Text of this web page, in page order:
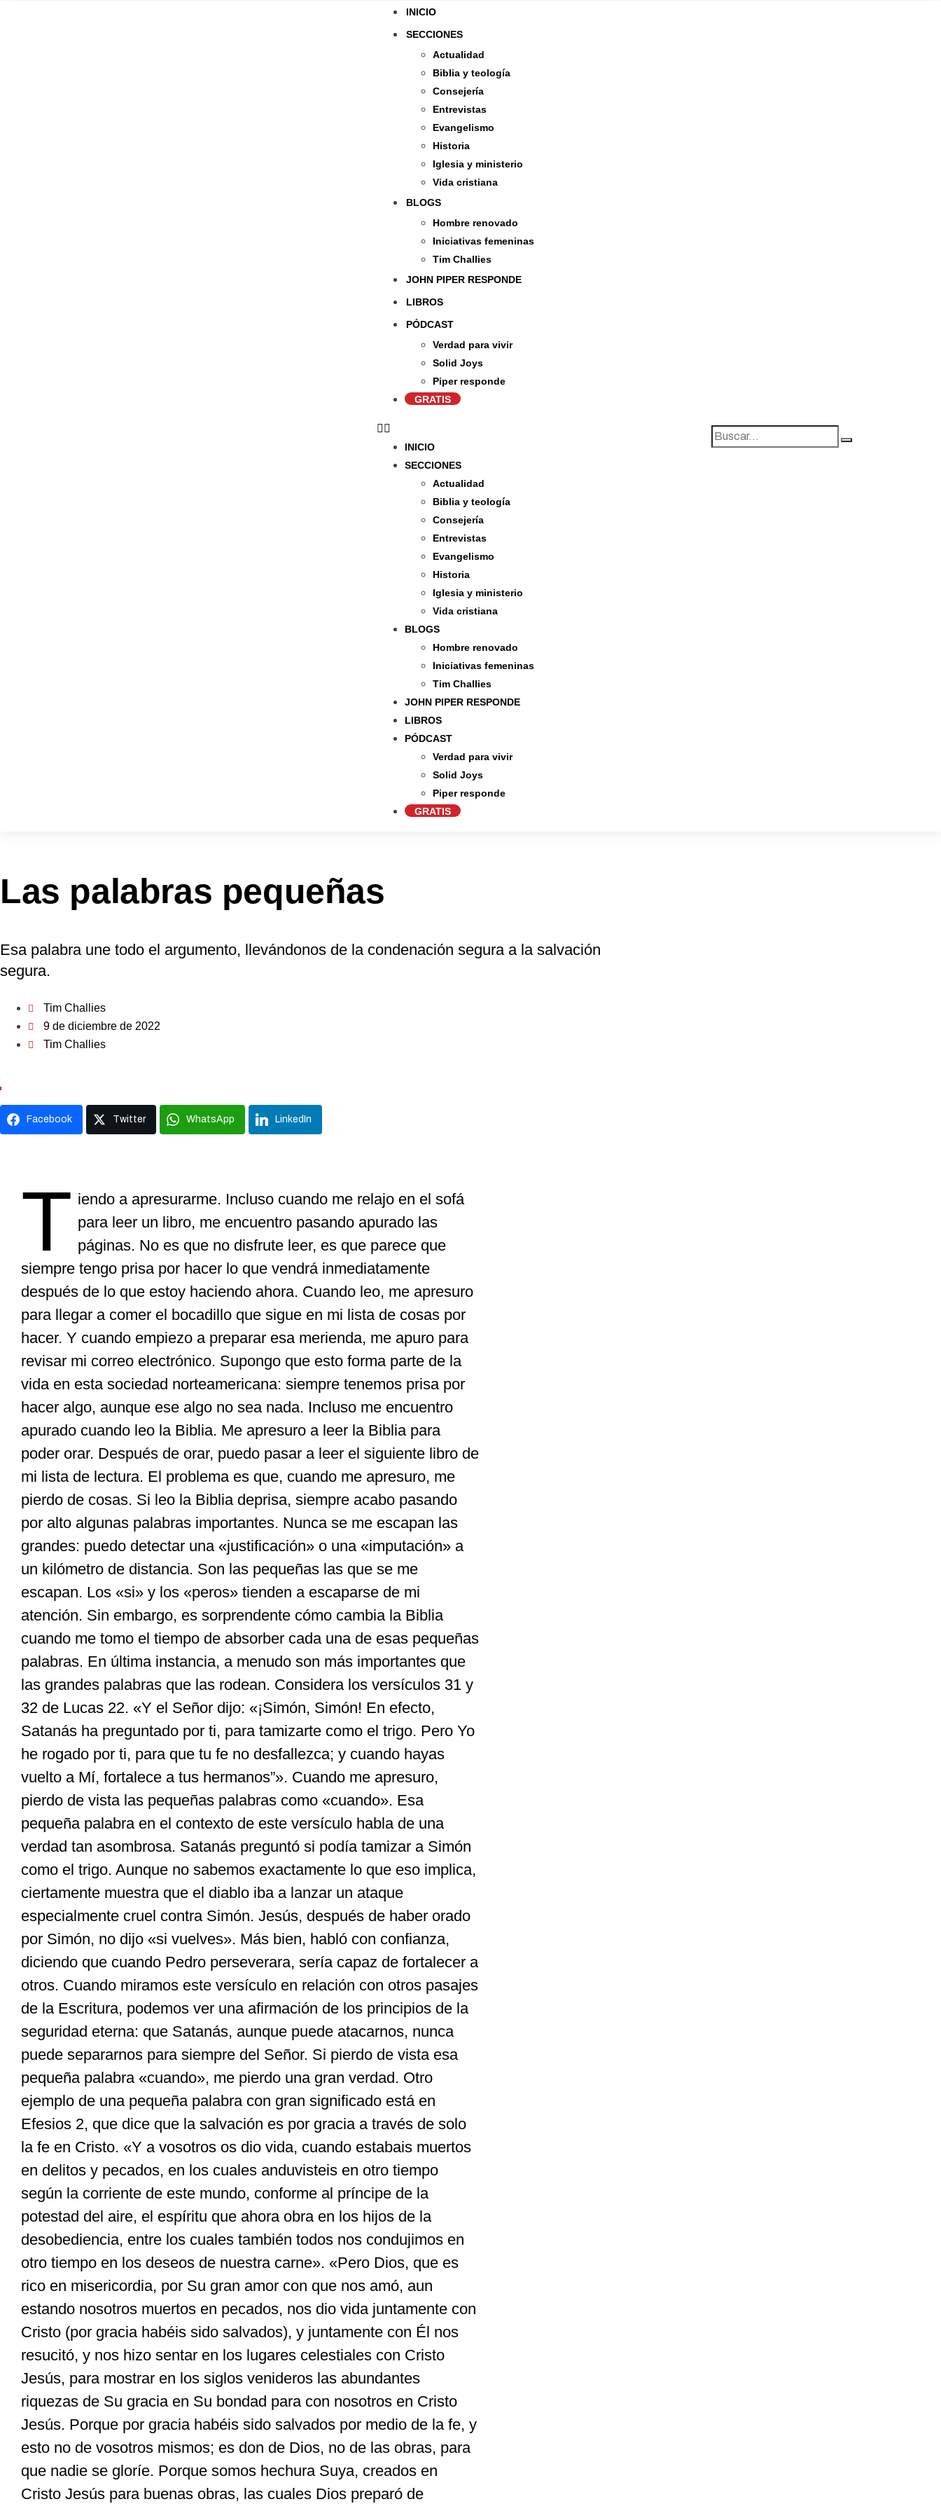
INICIO
SECCIONES
Actualidad
Biblia y teología
Consejería
Entrevistas
Evangelismo
Historia
Iglesia y ministerio
Vida cristiana
BLOGS
Hombre renovado
Iniciativas femeninas
Tim Challies
JOHN PIPER RESPONDE
LIBROS
PÓDCAST
Verdad para vivir
Solid Joys
Piper responde
GRATIS
INICIO
SECCIONES
Actualidad
Biblia y teología
Consejería
Entrevistas
Evangelismo
Historia
Iglesia y ministerio
Vida cristiana
BLOGS
Hombre renovado
Iniciativas femeninas
Tim Challies
JOHN PIPER RESPONDE
LIBROS
PÓDCAST
Verdad para vivir
Solid Joys
Piper responde
GRATIS
Las palabras pequeñas
Esa palabra une todo el argumento, llevándonos de la condenación segura a la salvación
segura.
Tim Challies
9 de diciembre de 2022
Tim Challies
Facebook Twitter WhatsApp LinkedIn
T iendo a apresurarme. Incluso cuando me relajo en el sofá
para leer un libro, me encuentro pasando apurado las
páginas. No es que no disfrute leer, es que parece que
siempre tengo prisa por hacer lo que vendrá inmediatamente
después de lo que estoy haciendo ahora. Cuando leo, me apresuro
para llegar a comer el bocadillo que sigue en mi lista de cosas por
hacer. Y cuando empiezo a preparar esa merienda, me apuro para
revisar mi correo electrónico. Supongo que esto forma parte de la
vida en esta sociedad norteamericana: siempre tenemos prisa por
hacer algo, aunque ese algo no sea nada. Incluso me encuentro
apurado cuando leo la Biblia. Me apresuro a leer la Biblia para
poder orar. Después de orar, puedo pasar a leer el siguiente libro de
mi lista de lectura. El problema es que, cuando me apresuro, me
pierdo de cosas. Si leo la Biblia deprisa, siempre acabo pasando
por alto algunas palabras importantes. Nunca se me escapan las
grandes: puedo detectar una «justificación» o una «imputación» a
un kilómetro de distancia. Son las pequeñas las que se me
escapan. Los «si» y los «peros» tienden a escaparse de mi
atención. Sin embargo, es sorprendente cómo cambia la Biblia
cuando me tomo el tiempo de absorber cada una de esas pequeñas
palabras. En última instancia, a menudo son más importantes que
las grandes palabras que las rodean. Considera los versículos 31 y
32 de Lucas 22. «Y el Señor dijo: «¡Simón, Simón! En efecto,
Satanás ha preguntado por ti, para tamizarte como el trigo. Pero Yo
he rogado por ti, para que tu fe no desfallezca; y cuando hayas
vuelto a Mí, fortalece a tus hermanos”». Cuando me apresuro,
pierdo de vista las pequeñas palabras como «cuando». Esa
pequeña palabra en el contexto de este versículo habla de una
verdad tan asombrosa. Satanás preguntó si podía tamizar a Simón
como el trigo. Aunque no sabemos exactamente lo que eso implica,
ciertamente muestra que el diablo iba a lanzar un ataque
especialmente cruel contra Simón. Jesús, después de haber orado
por Simón, no dijo «si vuelves». Más bien, habló con confianza,
diciendo que cuando Pedro perseverara, sería capaz de fortalecer a
otros. Cuando miramos este versículo en relación con otros pasajes
de la Escritura, podemos ver una afirmación de los principios de la
seguridad eterna: que Satanás, aunque puede atacarnos, nunca
puede separarnos para siempre del Señor. Si pierdo de vista esa
pequeña palabra «cuando», me pierdo una gran verdad. Otro
ejemplo de una pequeña palabra con gran significado está en
Efesios 2, que dice que la salvación es por gracia a través de solo
la fe en Cristo. «Y a vosotros os dio vida, cuando estabais muertos
en delitos y pecados, en los cuales anduvisteis en otro tiempo
según la corriente de este mundo, conforme al príncipe de la
potestad del aire, el espíritu que ahora obra en los hijos de la
desobediencia, entre los cuales también todos nos condujimos en
otro tiempo en los deseos de nuestra carne». «Pero Dios, que es
rico en misericordia, por Su gran amor con que nos amó, aun
estando nosotros muertos en pecados, nos dio vida juntamente con
Cristo (por gracia habéis sido salvados), y juntamente con Él nos
resucitó, y nos hizo sentar en los lugares celestiales con Cristo
Jesús, para mostrar en los siglos venideros las abundantes
riquezas de Su gracia en Su bondad para con nosotros en Cristo
Jesús. Porque por gracia habéis sido salvados por medio de la fe, y
esto no de vosotros mismos; es don de Dios, no de las obras, para
que nadie se gloríe. Porque somos hechura Suya, creados en
Cristo Jesús para buenas obras, las cuales Dios preparó de